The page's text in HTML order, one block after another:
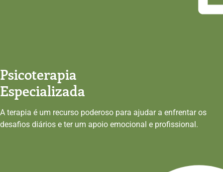
Psicoterapia
Especializada
A terapia é um recurso poderoso para ajudar a enfrentar os
desafios diários e ter um apoio emocional e profissional.